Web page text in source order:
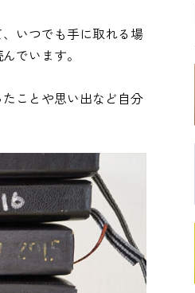
いつでも手に取れる場
でいます。
ことや思い出など自分